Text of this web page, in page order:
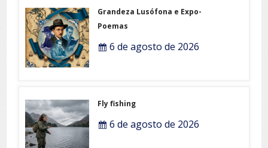
Grandeza Lusófona e Expo-
Poemas
6 de agosto de 2026
Fly fishing
6 de agosto de 2026